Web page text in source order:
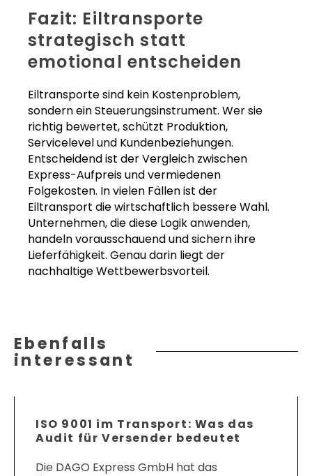
Fazit: Eiltransporte
strategisch statt
emotional entscheiden
Eiltransporte sind kein Kostenproblem,
sondern ein Steuerungsinstrument. Wer sie
richtig bewertet, schützt Produktion,
Servicelevel und Kundenbeziehungen.
Entscheidend ist der Vergleich zwischen
Express-Aufpreis und vermiedenen
Folgekosten. In vielen Fällen ist der
Eiltransport die wirtschaftlich bessere Wahl.
Unternehmen, die diese Logik anwenden,
handeln vorausschauend und sichern ihre
Lieferfähigkeit. Genau darin liegt der
nachhaltige Wettbewerbsvorteil.
Ebenfalls
interessant
ISO 9001 im Transport: Was das
Audit für Versender bedeutet
Die DAGO Express GmbH hat das